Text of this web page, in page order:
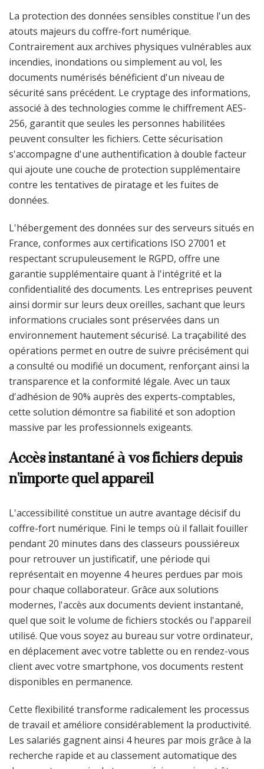
La protection des données sensibles constitue l'un des
atouts majeurs du coffre-fort numérique.
Contrairement aux archives physiques vulnérables aux
incendies, inondations ou simplement au vol, les
documents numérisés bénéficient d'un niveau de
sécurité sans précédent. Le cryptage des informations,
associé à des technologies comme le chiffrement AES-
256, garantit que seules les personnes habilitées
peuvent consulter les fichiers. Cette sécurisation
s'accompagne d'une authentification à double facteur
qui ajoute une couche de protection supplémentaire
contre les tentatives de piratage et les fuites de
données.
L'hébergement des données sur des serveurs situés en
France, conformes aux certifications ISO 27001 et
respectant scrupuleusement le RGPD, offre une
garantie supplémentaire quant à l'intégrité et la
confidentialité des documents. Les entreprises peuvent
ainsi dormir sur leurs deux oreilles, sachant que leurs
informations cruciales sont préservées dans un
environnement hautement sécurisé. La traçabilité des
opérations permet en outre de suivre précisément qui
a consulté ou modifié un document, renforçant ainsi la
transparence et la conformité légale. Avec un taux
d'adhésion de 90% auprès des experts-comptables,
cette solution démontre sa fiabilité et son adoption
massive par les professionnels exigeants.
Accès instantané à vos fichiers depuis
n'importe quel appareil
L'accessibilité constitue un autre avantage décisif du
coffre-fort numérique. Fini le temps où il fallait fouiller
pendant 20 minutes dans des classeurs poussiéreux
pour retrouver un justificatif, une période qui
représentait en moyenne 4 heures perdues par mois
pour chaque collaborateur. Grâce aux solutions
modernes, l'accès aux documents devient instantané,
quel que soit le volume de fichiers stockés ou l'appareil
utilisé. Que vous soyez au bureau sur votre ordinateur,
en déplacement avec votre tablette ou en rendez-vous
client avec votre smartphone, vos documents restent
disponibles en permanence.
Cette flexibilité transforme radicalement les processus
de travail et améliore considérablement la productivité.
Les salariés gagnent ainsi 4 heures par mois grâce à la
recherche rapide et au classement automatique des